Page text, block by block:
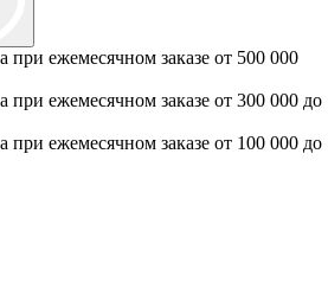
при ежемесячном заказе от 500 000
при ежемесячном заказе от 300 000 до
при ежемесячном заказе от 100 000 до